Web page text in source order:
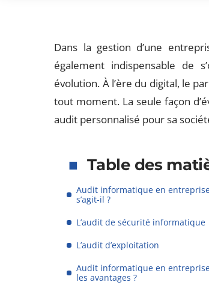
Dans la gestion d’une
également indispensable de
évolution. À l’ère du digital, le
tout moment. La seule façon
audit personnalisé pour sa
Table des
Audit informatique en
s’agit-il ?
L’audit de sécurité informatique
L’audit d’exploitation
Audit informatique en
les avantages ?